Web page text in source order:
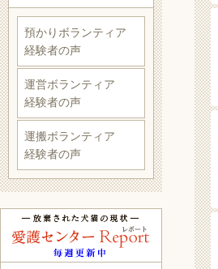
預かりボランティア
経験者の声
運営ボランティア
経験者の声
運搬ボランティア
経験者の声